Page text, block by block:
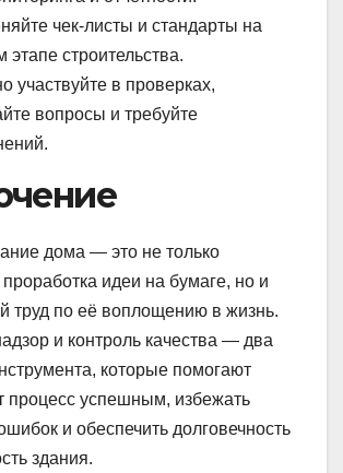
чек-листы и стандарты на
этапе строительства.
участвуйте в проверках,
вопросы и требуйте
дома — это не только
идеи на бумаге, но и
труд по её воплощению в жизнь.
и контроль качества — два
которые помогают
процесс успешным, избежать
и обеспечить долговечность
здания.